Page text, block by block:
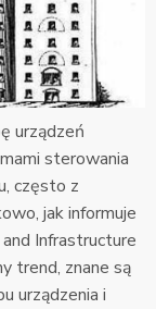
urządzeń
sterowania
często z
jak informuje
Infrastructure
trend, znane są
urządzenia i